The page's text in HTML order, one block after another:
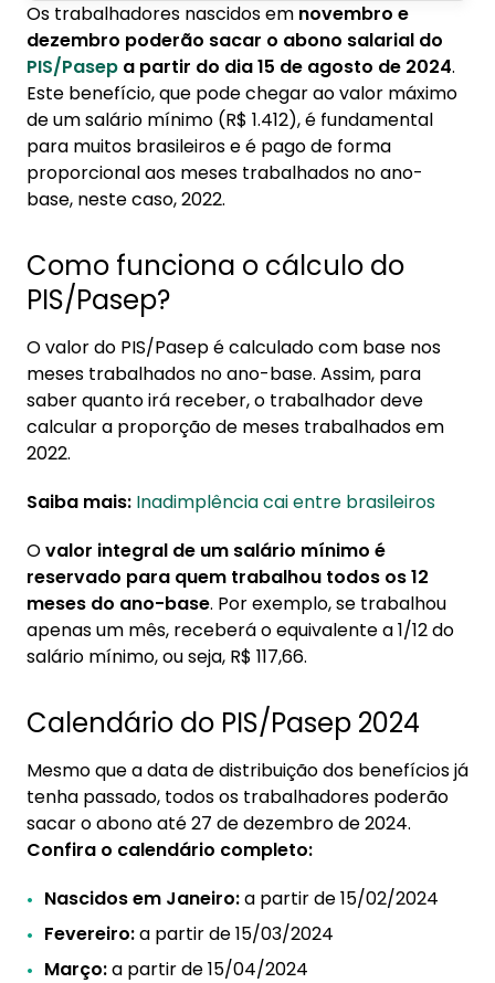
1. Como funciona o cálculo do PIS/Pasep?
2. Calendário do PIS/Pasep 2024
3. Quem tem direito ao abono salarial do
PIS/Pasep?
4. Como saber se tenho direito ao PIS/Pasep?
Os trabalhadores nascidos em novembro e
dezembro poderão sacar o abono salarial do
PIS/Pasep a partir do dia 15 de agosto de 2024.
Este benefício, que pode chegar ao valor máximo
de um salário mínimo (R$ 1.412), é fundamental
para muitos brasileiros e é pago de forma
proporcional aos meses trabalhados no ano-
base, neste caso, 2022.
Como funciona o cálculo do
PIS/Pasep?
O valor do PIS/Pasep é calculado com base nos
meses trabalhados no ano-base. Assim, para
saber quanto irá receber, o trabalhador deve
calcular a proporção de meses trabalhados em
2022.
Saiba mais: Inadimplência cai entre brasileiros
Ovalor integral de um salário mínimo é
reservado para quem trabalhou todos os 12
meses do ano-base. Por exemplo, se trabalhou
apenas um mês, receberá o equivalente a 1/12 do
salário mínimo, ou seja, R$ 117,66.
Calendário do PIS/Pasep 2024
Mesmo que a data de distribuição dos benefícios já
tenha passado, todos os trabalhadores poderão
sacar o abono até 27 de dezembro de 2024.
Confira o calendário completo:
Nascidos em Janeiro:a partir de 15/02/2024
Fevereiro:a partir de 15/03/2024
Março:a partir de 15/04/2024